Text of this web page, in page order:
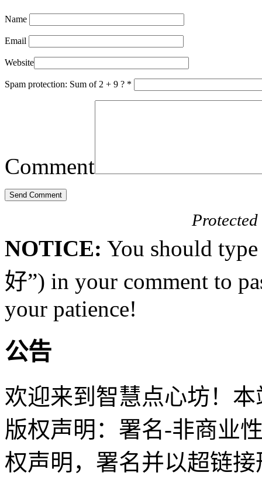
Name
Email
Website
Spam protection: Sum of 2 + 9 ? *
Comment
NOTICE: You should
好”) in your comment to
your patience!
公告
欢迎来到智慧点心坊！
版权声明：署名-非商业
权声明，署名并以超链